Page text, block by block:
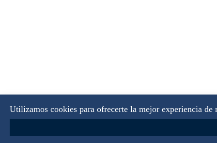
Utilizamos cookies para ofrecerte la mejor experiencia de